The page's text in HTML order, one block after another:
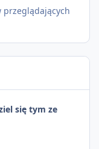
przeglądających
się tym ze